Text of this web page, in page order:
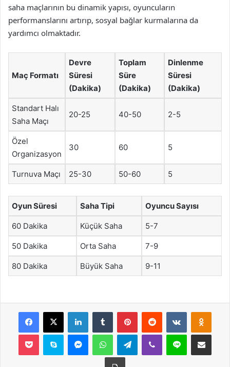
saha maçlarının bu dinamik yapısı, oyuncuların
performanslarını artırıp, sosyal bağlar kurmalarına da
yardımcı olmaktadır.
Maç Formatı
Devre
Süresi
(Dakika)
Toplam
Süre
(Dakika)
Dinlenme
Süresi
(Dakika)
Standart Halı
Saha Maçı
20-25 40-50 2-5
Özel
Organizasyon
30 60 5
Turnuva Maçı 25-30 50-60 5
Oyun Süresi Saha Tipi Oyuncu Sayısı
60 Dakika Küçük Saha 5-7
50 Dakika Orta Saha 7-9
80 Dakika Büyük Saha 9-11
Facebook
X LinkedInTumblr PinterestReddit VKontakte
Pocket Skype MessengerWhatsAppTelegramViber Line E-Posta ile
Yazdır